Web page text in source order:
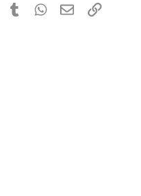
PinterestTumblrWhatsApp
EmailLink